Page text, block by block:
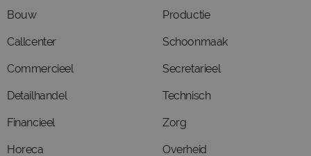
Bouw
Callcenter
Commercieel
Detailhandel
Financieel
Horeca
Productie
Schoonmaak
Secretarieel
Technisch
Zorg
Overheid